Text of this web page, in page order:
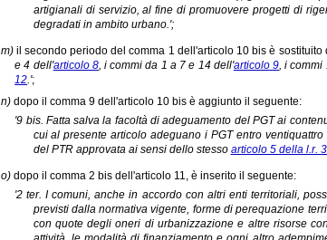
artigianali di servizio, al fine di promuovere progetti di
degradati in ambito urbano.';
m) il secondo periodo del comma 1 dell'articolo 10 bis è sostituito
e 4 dell'articolo 8, i commi da 1 a 7 e 14 dell'articolo 9, i commi
12.';
n) dopo il comma 9 dell'articolo 10 bis è aggiunto il seguente:
'9 bis. Fatta salva la facoltà di adeguamento del PGT ai
cui al presente articolo adeguano i PGT entro
del PTR approvata ai sensi dello stesso articolo 5 della l.r.
o) dopo il comma 2 bis dell'articolo 11, è inserito il seguente:
'2 ter. I comuni, anche in accordo con altri enti territoriali,
previsti dalla normativa vigente, forme di perequazione
con quote degli oneri di urbanizzazione e altre risorse